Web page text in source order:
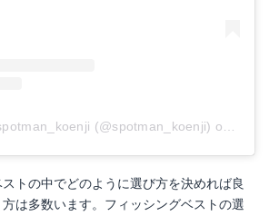
(@spotman_koenji) on
トの中でどのように選び方を決めれば良
は多数います。フィッシングベストの選